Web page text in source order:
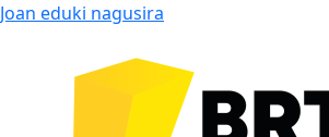
Joan eduki nagusira